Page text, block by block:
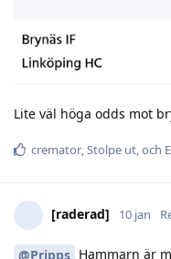
Lite väl höga odds mot
cremator,Stolpe ut, och
[raderad] 10 jan
@Pripps Hammarn är